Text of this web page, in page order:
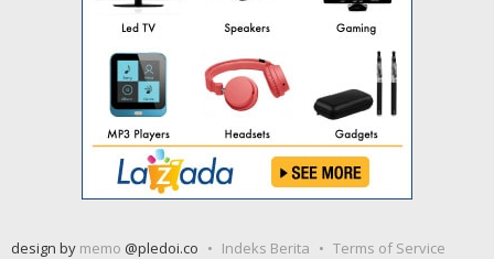
design by memo @pledoi.co Indeks Berita Terms of Service